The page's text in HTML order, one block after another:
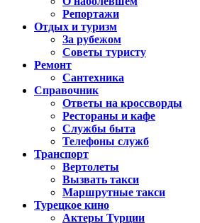
Репортажи
Отдых и туризм
За рубежом
Советы туристу
Ремонт
Сантехника
Справочник
Ответы на кроссворды
Рестораны и кафе
Службы быта
Телефоны служб
Транспорт
Вертолеты
Вызвать такси
Маршрутные такси
Турецкое кино
Актеры Турции